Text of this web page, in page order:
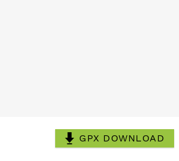
GPX DOWNLOAD